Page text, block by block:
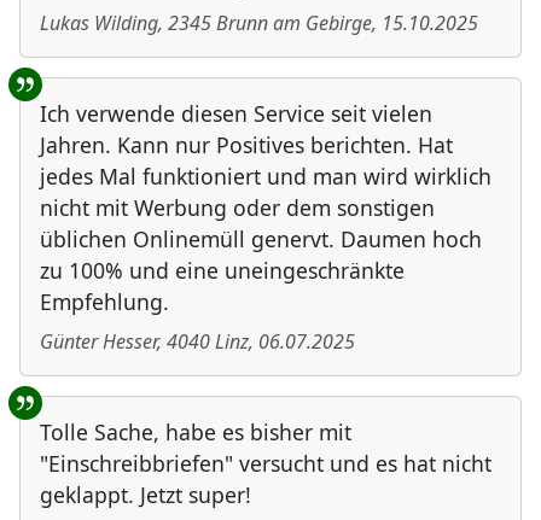
Lukas Wilding, 2345Brunn am Gebirge, 15.10.2025
Ich verwende diesen Service seit vielen
Jahren. Kann nur Positives berichten. Hat
jedes Mal funktioniert und man wird wirklich
nicht mit Werbung oder dem sonstigen
üblichen Onlinemüll genervt. Daumen hoch
zu 100% und eine uneingeschränkte
Empfehlung.
Günter Hesser, 4040Linz, 06.07.2025
Tolle Sache, habe es bisher mit
"Einschreibbriefen" versucht und es hat nicht
geklappt. Jetzt super!